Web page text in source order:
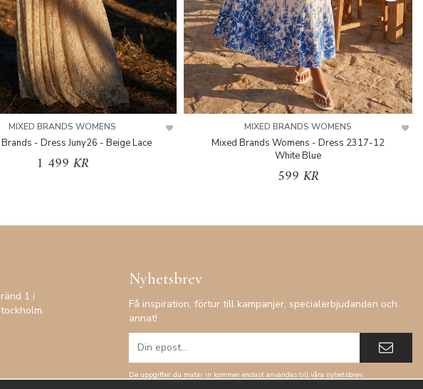
MIXED BRANDS WOMENS
- Dress Juny26 - Beige Lace
1 499 KR
MIXED BRANDS WOMENS
Mixed Brands Womens - Dress 2317-12
White Blue
599 KR
1 i
Nyhetsbrev
Få inspiration, förtur till kampanjer, specialerbjudanden och
annat!
De uppgifter du matar in kommer endast användas till våra nyhetsbrev.